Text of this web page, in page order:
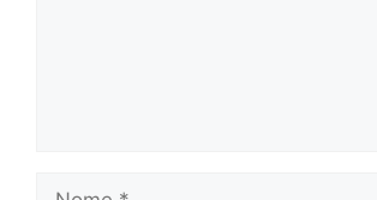
Nome